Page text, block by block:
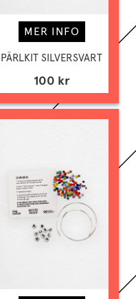
MER INFO
PÄRLKIT SILVERSVART
100 kr